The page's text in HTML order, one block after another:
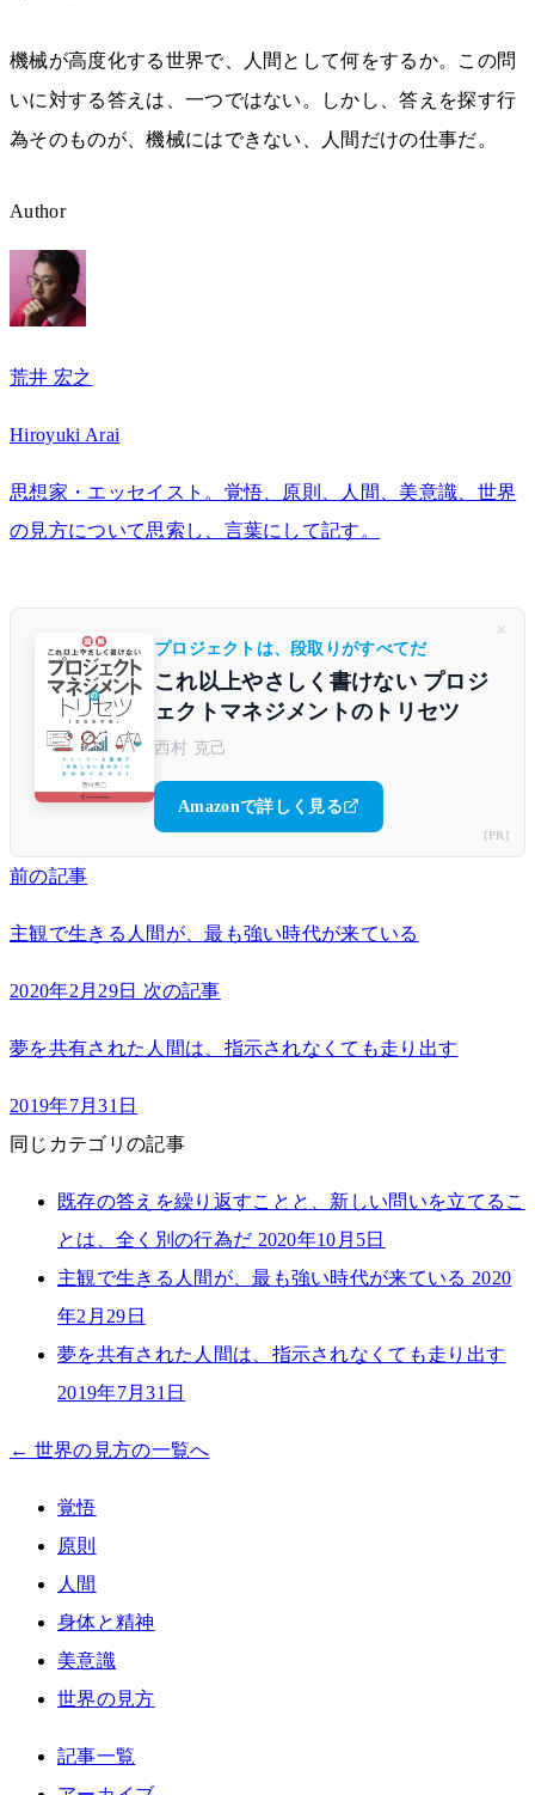
機械が高度化する世界で、人間として何をするか。この問
いに対する答えは、一つではない。しかし、答えを探す行
為そのものが、機械にはできない、人間だけの仕事だ。
Author
荒井 宏之
Hiroyuki Arai
思想家・エッセイスト。覚悟、原則、人間、美意識、世界
の見方について思索し、言葉にして記す。
[PR]
×
プロジェクトは、段取りがすべてだ
これ以上やさしく書けない プロジ
ェクトマネジメントのトリセツ
西村 克己
Amazonで詳しく見る
前の記事
主観で生きる人間が、最も強い時代が来ている
2020年2月29日 次の記事
夢を共有された人間は、指示されなくても走り出す
2019年7月31日
同じカテゴリの記事
既存の答えを繰り返すことと、新しい問いを立てるこ
とは、全く別の行為だ 2020年10月5日
主観で生きる人間が、最も強い時代が来ている 2020
年2月29日
夢を共有された人間は、指示されなくても走り出す
2019年7月31日
← 世界の見方の一覧へ
覚悟
原則
人間
身体と精神
美意識
世界の見方
記事一覧